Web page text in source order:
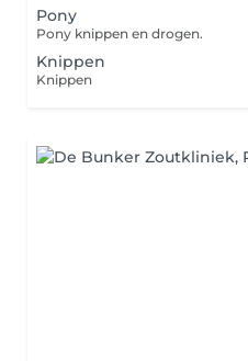
Pony
Pony knippen en drogen.
Knippen
Knippen